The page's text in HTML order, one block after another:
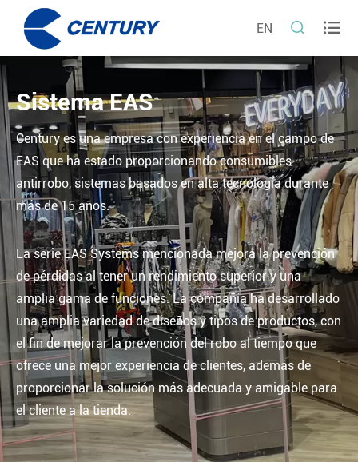
EN  
Sistema EAS
Century es una empresa con experiencia en el campo de
EAS que ha estado proporcionando consumibles
antirrobo, sistemas basados en alta tecnología durante
más de 15 años.
La serie EAS Systems mencionada mejora la prevención
de pérdidas al tener un rendimiento superior y una
amplia gama de funciones. La compañía ha desarrollado
una amplia variedad de diseños y tipos de productos, con
el fin de mejorar la prevención del robo al tiempo que
ofrece una mejor experiencia de clientes, además de
proporcionar la solución más adecuada y amigable para
el cliente a la tienda.